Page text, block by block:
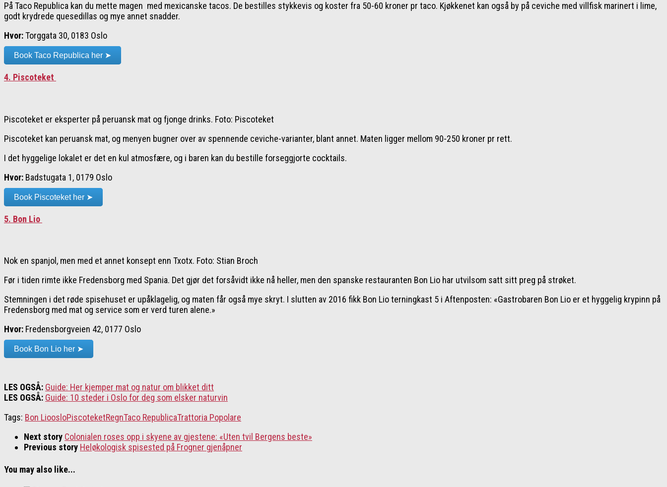
På Taco Republica kan du mette magen med mexicanske tacos. De bestilles stykkevis og koster fra 50-60 kroner pr taco. Kjøkkenet kan også by på ceviche med villfisk marinert i lime,
godt krydrede quesedillas og mye annet snadder.
Hvor:Torggata 30, 0183 Oslo
Book Taco Republica her ➤
4. Piscoteket
Piscoteket er eksperter på peruansk mat og fjonge drinks. Foto: Piscoteket
Piscoteket kan peruansk mat, og menyen bugner over av spennende ceviche-varianter, blant annet. Maten ligger mellom 90-250 kroner pr rett.
I det hyggelige lokalet er det en kul atmosfære, og i baren kan du bestille forseggjorte cocktails.
Hvor: Badstugata 1, 0179 Oslo
Book Piscoteket her ➤
5. Bon Lio
Nok en spanjol, men med et annet konsept enn Txotx. Foto: Stian Broch
Før i tiden rimte ikke Fredensborg med Spania. Det gjør det forsåvidt ikke nå heller, men den spanske restauranten Bon Lio har utvilsom satt sitt preg på strøket.
Stemningen i det røde spisehuset er upåklagelig, og maten får også mye skryt. I slutten av 2016 fikk Bon Lio terningkast 5 i Aftenposten: «Gastrobaren Bon Lio er et hyggelig krypinn på
Fredensborg med mat og service som er verd turen alene.»
Hvor: Fredensborgveien 42, 0177 Oslo
Book Bon Lio her ➤
LES OGSÅ: Guide: Her kjemper mat og natur om blikket ditt
LES OGSÅ: Guide: 10 steder i Oslo for deg som elsker naturvin
Tags: Bon LioosloPiscoteketRegnTaco RepublicaTrattoria Popolare
Next story Colonialen roses opp i skyene av gjestene: «Uten tvil Bergens beste»
Previous story Heløkologisk spisested på Frogner gjenåpner
You may also like...